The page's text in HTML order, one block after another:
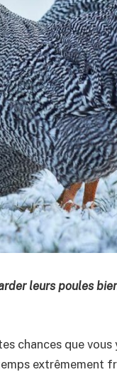
leurs poules
chances que vous
extrêmement